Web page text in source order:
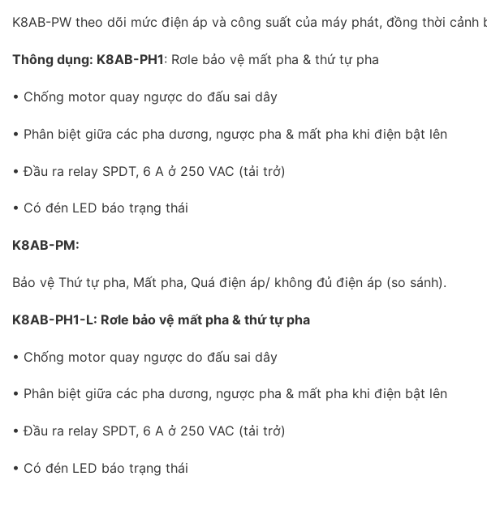
K8AB-PW theo dõi mức điện áp và công suất của máy phát, đồng thời cảnh
Thông dụng: K8AB-PH1: Rơle bảo vệ mất pha & thứ tự pha
• Chống motor quay ngược do đấu sai dây
• Phân biệt giữa các pha dương, ngược pha & mất pha khi điện bật lên
• Đầu ra relay SPDT, 6 A ở 250 VAC (tải trở)
• Có đén LED báo trạng thái
K8AB-PM:
Bảo vệ Thứ tự pha, Mất pha, Quá điện áp/ không đủ điện áp (so sánh).
K8AB-PH1-L: Rơle bảo vệ mất pha & thứ tự pha
• Chống motor quay ngược do đấu sai dây
• Phân biệt giữa các pha dương, ngược pha & mất pha khi điện bật lên
• Đầu ra relay SPDT, 6 A ở 250 VAC (tải trở)
• Có đén LED báo trạng thái